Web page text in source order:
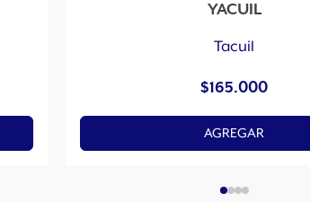
YACUIL
Tacuil
$165.000
AGREGAR